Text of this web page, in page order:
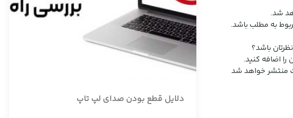
شد.
به مطلب باشد.
باشد؟
را اضافه کنید.
منتشر خواهد شد
دلایل قطع بودن صدای لپ تاپ